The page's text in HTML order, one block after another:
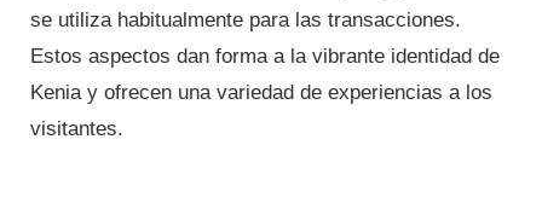
se utiliza habitualmente para las transacciones.
Estos aspectos dan forma a la vibrante identidad de
Kenia y ofrecen una variedad de experiencias a los
visitantes.